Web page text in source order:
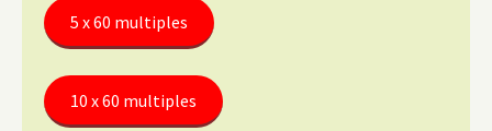
5 x 60 multiples
10 x 60 multiples